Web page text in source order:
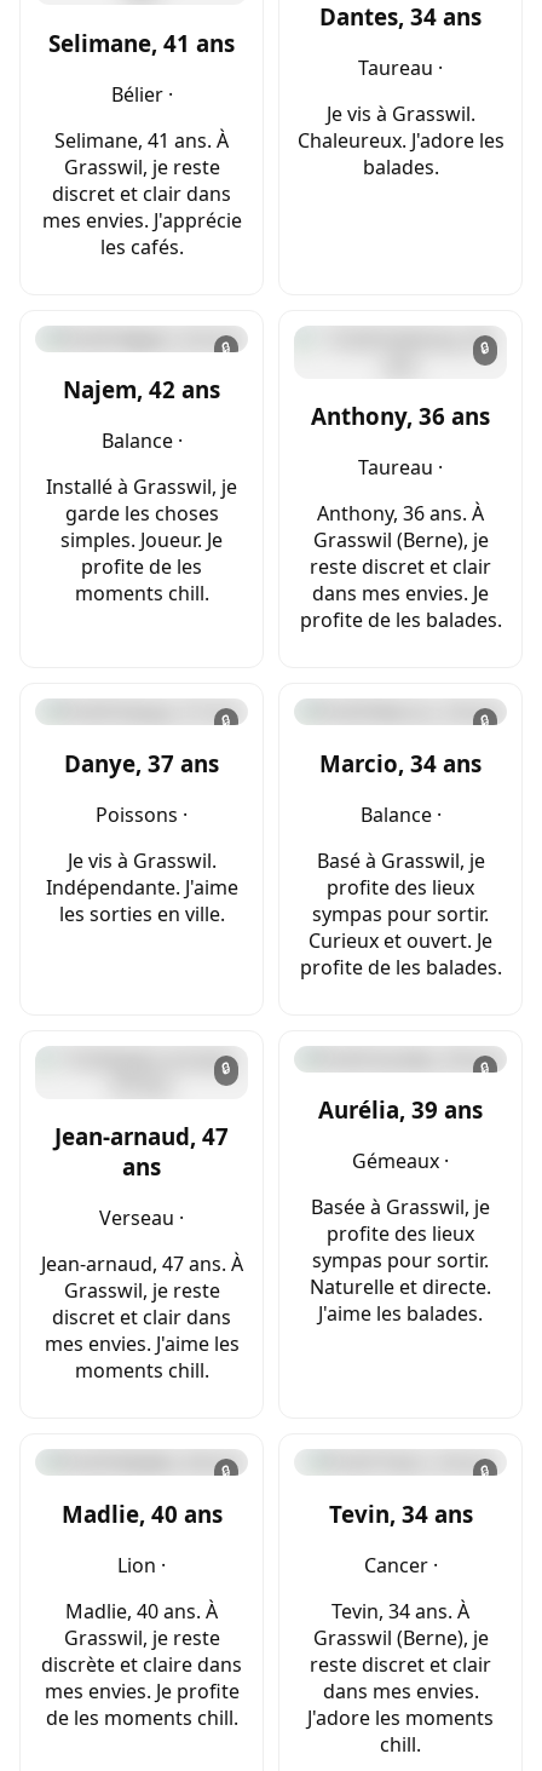
Selimane, 41 ans
Bélier ·
Selimane, 41 ans. À
Grasswil, je reste
discret et clair dans
mes envies. J'apprécie
les cafés.
Dantes, 34 ans
Taureau ·
Je vis à Grasswil.
Chaleureux. J'adore les
balades.
🔒
Najem, 42 ans
Balance ·
Installé à Grasswil, je
garde les choses
simples. Joueur. Je
profite de les
moments chill.
🔒
Anthony, 36 ans
Taureau ·
Anthony, 36 ans. À
Grasswil (Berne), je
reste discret et clair
dans mes envies. Je
profite de les balades.
🔒
Danye, 37 ans
Poissons ·
Je vis à Grasswil.
Indépendante. J'aime
les sorties en ville.
🔒
Marcio, 34 ans
Balance ·
Basé à Grasswil, je
profite des lieux
sympas pour sortir.
Curieux et ouvert. Je
profite de les balades.
🔒
Jean-arnaud, 47
ans
Verseau ·
Jean-arnaud, 47 ans. À
Grasswil, je reste
discret et clair dans
mes envies. J'aime les
moments chill.
🔒
Aurélia, 39 ans
Gémeaux ·
Basée à Grasswil, je
profite des lieux
sympas pour sortir.
Naturelle et directe.
J'aime les balades.
🔒
Madlie, 40 ans
Lion ·
Madlie, 40 ans. À
Grasswil, je reste
discrète et claire dans
mes envies. Je profite
de les moments chill.
🔒
Tevin, 34 ans
Cancer ·
Tevin, 34 ans. À
Grasswil (Berne), je
reste discret et clair
dans mes envies.
J'adore les moments
chill.